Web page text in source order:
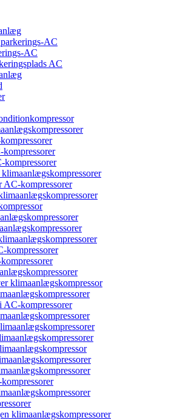
AC
AC
AC
AC-kompressorer
kompressorer
klimaanlægskompressor
AC-kompressorer
klimaanlægskompressorer